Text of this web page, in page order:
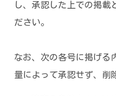
し、承認した上での掲載
ださい。
なお、次の各号に掲げる
量によって承認せず、削